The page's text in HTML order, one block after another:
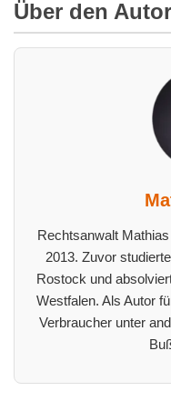
Über den Autor
Rechtsanwalt
2013. Zuvor
Rostock und
Westfalen. Als Autor
Verbraucher unter